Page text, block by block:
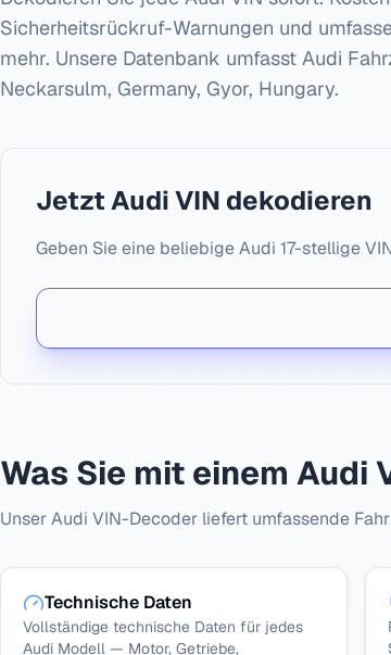
Sicherheitsrückruf-Warnungen und
mehr. Unsere Datenbank umfasst Audi
Neckarsulm, Germany, Gyor, Hungary.
JetztAudiVIN dekodieren
Geben Sie eine beliebigeAudi 17-stellige
Was Sie mit einem Audi
UnserAudi VIN-Decoder liefert umfassende
Technische Daten
Vollständige technische Daten für jedes
Audi Modell — Motor, Getriebe,